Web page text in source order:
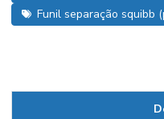
Funil separação squibb